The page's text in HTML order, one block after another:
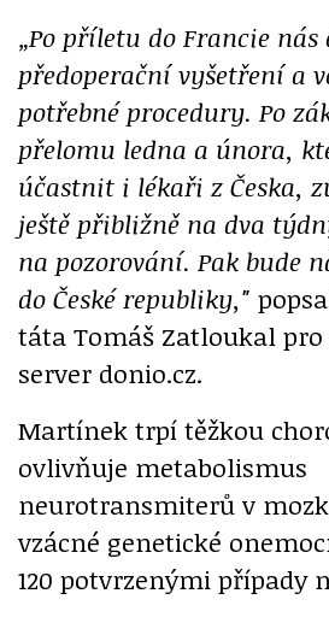
„Po příletu do Francie nás
předoperační vyšetření a
potřebné procedury. Po
přelomu ledna a února,
účastnit i lékaři z Česka,
ještě přibližně na dva
na pozorování. Pak bude
do České republiky,"
táta Tomáš Zatloukal pro
server donio.cz.
Martínek trpí těžkou
ovlivňuje metabolismus
neurotransmiterů v
vzácné genetické
120 potvrzenými případy